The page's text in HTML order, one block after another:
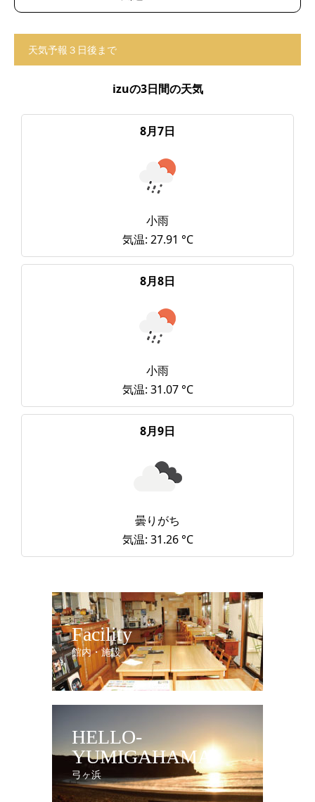
天気予報３日後まで
izuの3日間の天気
8月7日
小雨
気温: 27.91 °C
8月8日
小雨
気温: 31.07 °C
8月9日
曇りがち
気温: 31.26 °C
Facility
館内・施設
HELLO-
YUMIGAHAMA
弓ヶ浜